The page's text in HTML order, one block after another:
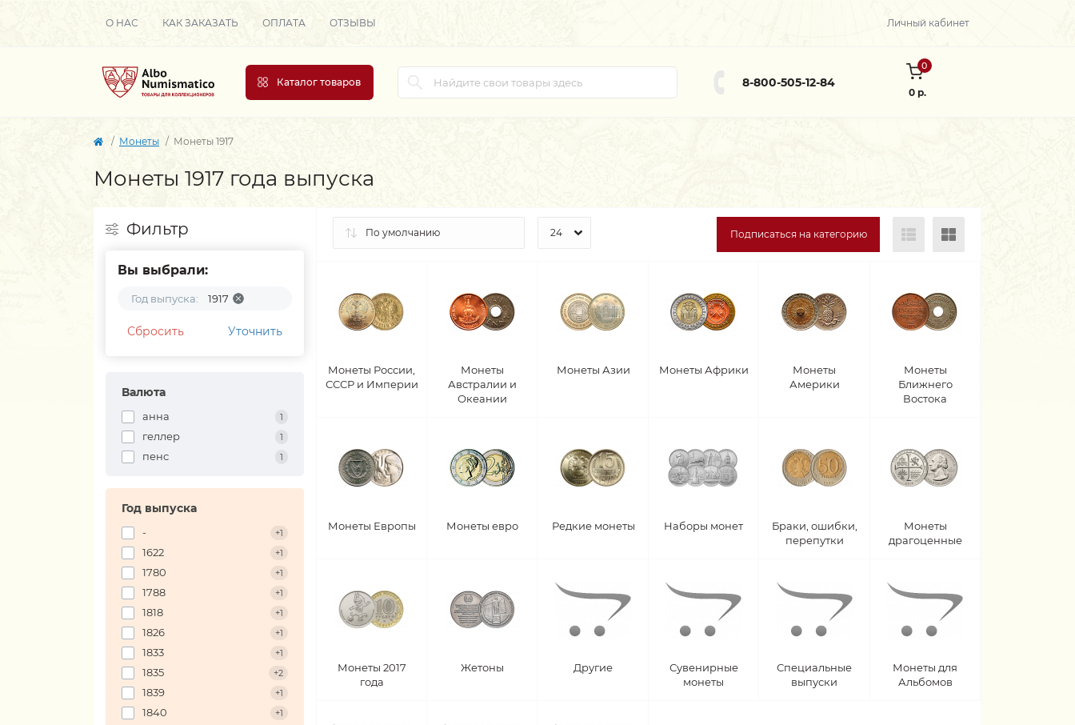
О НАС КАК ЗАКАЗАТЬ ОПЛАТА ОТЗЫВЫ Личный кабинет
Каталог товаров 8-800-505-12-84
0
0 р.
Монеты Монеты 1917
Монеты 1917 года выпуска
Фильтр
Вы выбрали:
Год выпуска: 1917
Сбросить Уточнить
Валюта
анна 1
геллер 1
пенс 1
Год выпуска
- +1
1622 +1
1780 +1
1788 +1
1818 +1
1826 +1
1833 +1
1835 +2
1839 +1
1840 +1
Подписаться на категорию
Монеты России,
СССР и Империи
Монеты
Австралии и
Океании
Монеты Азии Монеты Африки
Монеты
Америки
Монеты
Ближнего
Востока
Монеты Европы Монеты евро Редкие монеты Наборы монет
Браки, ошибки,
перепутки
Монеты
драгоценные
Монеты 2017
года
Жетоны Другие
Сувенирные
монеты
Специальные
выпуски
Монеты для
Альбомов